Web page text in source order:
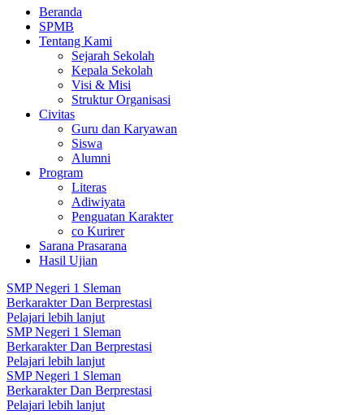
Beranda
SPMB
Tentang Kami
Sejarah Sekolah
Kepala Sekolah
Visi & Misi
Struktur Organisasi
Civitas
Guru dan Karyawan
Siswa
Alumni
Program
Literas
Adiwiyata
Penguatan Karakter
co Kurirer
Sarana Prasarana
Hasil Ujian
SMP Negeri 1 Sleman
Berkarakter Dan Berprestasi
Pelajari lebih lanjut
SMP Negeri 1 Sleman
Berkarakter Dan Berprestasi
Pelajari lebih lanjut
SMP Negeri 1 Sleman
Berkarakter Dan Berprestasi
Pelajari lebih lanjut